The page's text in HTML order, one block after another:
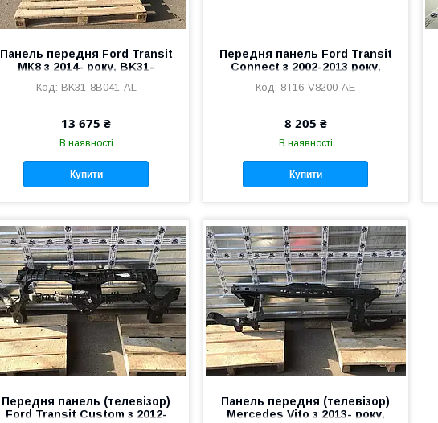
Панель передня Ford Transit
МК8 з 2014- року, BK31-
BK31-8B041-AL
13 675 ₴
В наявності
Купити
Передня панель Ford Transit
Connect з 2002-2013 року,
8T16-V8200-AE
8 205 ₴
В наявності
Купити
Передня панель (телевізор)
Ford Transit Custom з 2012-
Панель передня (телевізор)
Mercedes Vito з 2013- року,